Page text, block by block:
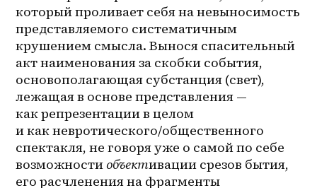
который проливает себя на невыносимость
представляемого систематичным
крушением смысла. Вынося спасительный
акт наименования за скобки события,
основополагающая субстанция (свет),
лежащая в основе представления —
как репрезентации в целом
и как невротического/общественного
спектакля, не говоря уже о самой по себе
возможности объективации срезов бытия,